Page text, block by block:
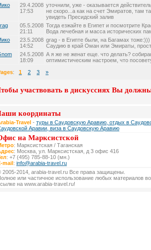
29.4.2008
17:53
уточнили, уже - оказывается
не скоро...а как на счет Эмиратов, там
увидеть Пресидский залив
05.5.2008
21:11
Тогда езжайте в Египет и посмотрите
Вода лечебная и масса исторических
23.5.2008
14:52
grag - в Египте были, на Багамах
Саудию в край Оман или Эмираты,
24.5.2008
18:09
А я же не женат еще. что делать?
оптимистическим настроем, что
: 1 2 3 »
участвовать в дискуссиях Вы
координаты
Travel - туры в Саудовскую Аравию, отдых в
Аравии, виза в Саудовскую Аравию
на Марксистской
: Марксистская / Таганская
: Москва, ул. Марксистская, д 3 офис 416
: +7 (495) 785-88-10 (мн.)
mail: info@arabia-travel.ru
2005-2014, arabia-travel.ru Все права защищены.
или частичное использование любых материалов
на www.arabia-travel.ru!